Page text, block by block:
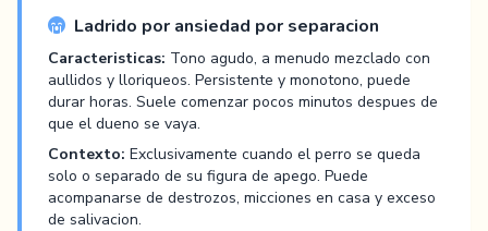
Ladrido por ansiedad por separacion
Caracteristicas: Tono agudo, a menudo mezclado con
aullidos y lloriqueos. Persistente y monotono, puede
durar horas. Suele comenzar pocos minutos despues de
que el dueno se vaya.
Contexto: Exclusivamente cuando el perro se queda
solo o separado de su figura de apego. Puede
acompanarse de destrozos, micciones en casa y exceso
de salivacion.